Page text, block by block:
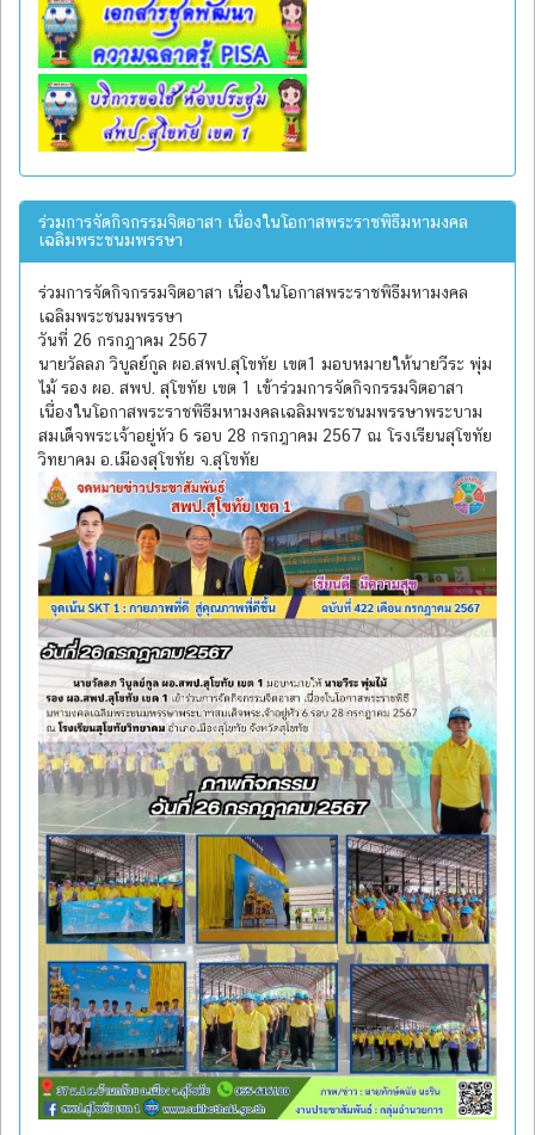
ร่วมการจัดกิจกรรมจิตอาสา เนื่องในโอกาสพระราชพิธีมหามงคล
เฉลิมพระชนมพรรษา
ร่วมการจัดกิจกรรมจิตอาสา เนื่องในโอกาสพระราชพิธีมหามงคล
เฉลิมพระชนมพรรษา
วันที่ 26 กรกฎาคม 2567
นายวัลลภ วิบูลย์กูล ผอ.สพป.สุโขทัย เขต1 มอบหมายให้นายวีระ พุ่ม
ไม้ รอง ผอ. สพป. สุโขทัย เขต 1 เข้าร่วมการจัดกิจกรรมจิตอาสา
เนื่องในโอกาสพระราชพิธีมหามงคลเฉลิมพระชนมพรรษาพระบาม
สมเด็จพระเจ้าอยู่หัว 6 รอบ 28 กรกฎาคม 2567 ณ โรงเรียนสุโขทัย
วิทยาคม อ.เมืองสุโขทัย จ.สุโขทัย